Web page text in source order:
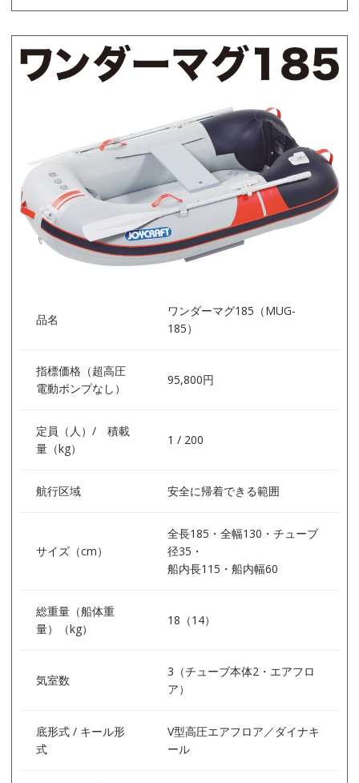
品名
ワンダーマグ185（MUG-
185）
指標価格（超高圧
電動ポンプなし）
95,800円
定員（人）/ 積載
量（kg）
1 / 200
航行区域 安全に帰着できる範囲
サイズ（cm）
全長185・全幅130・チューブ
径35・
船内長115・船内幅60
総重量（船体重
量）（kg）
18（14）
気室数
3（チューブ本体2・エアフロ
ア）
底形式 / キール形
式
V型高圧エアフロア／ダイナキ
ール